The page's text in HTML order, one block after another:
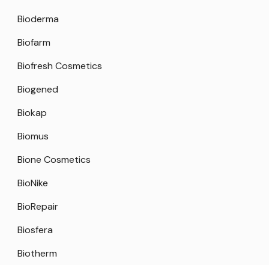
Bioderma
Biofarm
Biofresh Cosmetics
Biogened
Biokap
Biomus
Bione Cosmetics
BioNike
BioRepair
Biosfera
Biotherm